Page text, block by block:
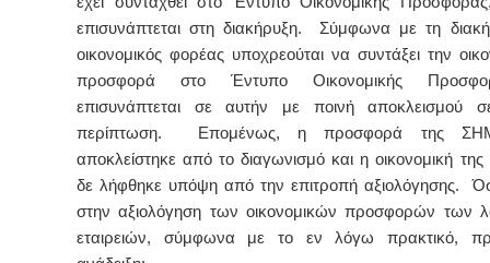
επισυνάπτεται στη διακήρυξη. Σύμφωνα με τη
οικονομικός φορέας υποχρεούται να συντάξει την
προσφορά στο Έντυπο Οικονομικής
επισυνάπτεται σε αυτήν με ποινή αποκλεισμού
περίπτωση. Επομένως, η προσφορά της
αποκλείστηκε από το διαγωνισμό και η οικονομική
δε λήφθηκε υπόψη από την επιτροπή αξιολόγησης.
στην αξιολόγηση των οικονομικών προσφορών των
εταιρειών, σύμφωνα με το εν λόγω πρακτικό,